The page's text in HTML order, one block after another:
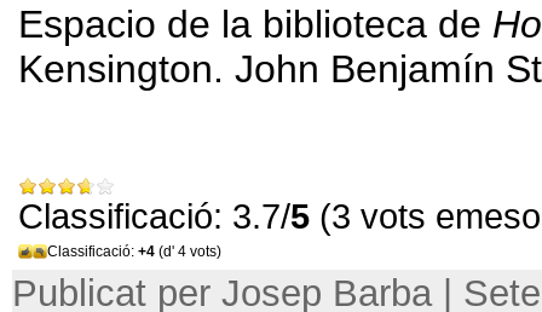
Espacio de la biblioteca de
Kensington. John Benjamín
Classificació: 3.7/5 (3 vots
Classificació: +4 (d' 4 vots)
Publicat per Josep Barba |